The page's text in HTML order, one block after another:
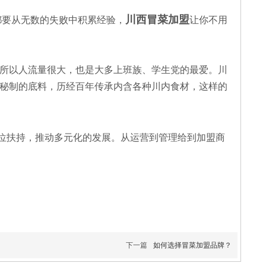
从无数的失败中积累经验， 川西冒菜加盟让你不用
人流量很大，也是大多上班族、学生党的最爱。川
制的底料，历经百年传承内含各种川内食材，这样的
持，推动多元化的发展。从运营到管理给到加盟商
下一篇 如何选择冒菜加盟品牌？